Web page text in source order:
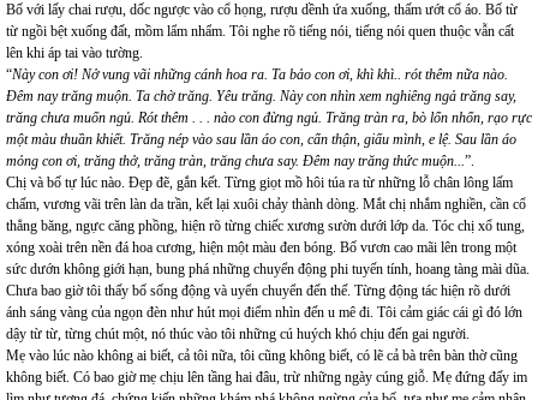
Bố với lấy chai rượu, dốc ngược vào cổ họng, rượu dềnh ứa xuống, thấm ướt cổ áo. Bố từ
từ ngồi bệt xuống đất, mồm lẩm nhẩm. Tôi nghe rõ tiếng nói, tiếng nói quen thuộc vẫn cất
lên khi áp tai vào tường.
“Này con ơi! Nở vung vãi những cánh hoa ra. Ta bảo con ơi, khì khì.. rót thêm nữa nào.
Đêm nay trăng muộn. Ta chờ trăng. Yêu trăng. Này con nhìn xem nghiêng ngả trăng say,
trăng chưa muốn ngủ. Rót thêm . . . nào con đừng ngủ. Trăng tràn ra, bò lổn nhổn, rạo rực
một màu thuần khiết. Trăng nép vào sau lần áo con, cẩn thận, giấu mình, e lệ. Sau lần áo
mỏng con ơi, trăng thở, trăng tràn, trăng chưa say. Đêm nay trăng thức muộn...”.
Chị và bố tự lúc nào. Đẹp đẽ, gắn kết. Từng giọt mồ hôi túa ra từ những lỗ chân lông lấm
chấm, vương vãi trên làn da trần, kết lại xuôi chảy thành dòng. Mắt chị nhắm nghiền, cần cổ
thẳng băng, ngực căng phồng, hiện rõ từng chiếc xương sườn dưới lớp da. Tóc chị xổ tung,
xóng xoài trên nền đá hoa cương, hiện một màu đen bóng. Bố vươn cao mãi lên trong một
sức dướn không giới hạn, bung phá những chuyển động phi tuyến tính, hoang tàng mài dũa.
Chưa bao giờ tôi thấy bố sống động và uyển chuyển đến thế. Từng động tác hiện rõ dưới
ánh sáng vàng của ngọn đèn như hút mọi điểm nhìn đến u mê đi. Tôi cảm giác cái gì đó lớn
dậy từ từ, từng chút một, nó thúc vào tôi những cú huých khó chịu đến gai người.
Mẹ vào lúc nào không ai biết, cả tôi nữa, tôi cũng không biết, có lẽ cả bà trên bàn thờ cũng
không biết. Có bao giờ mẹ chịu lên tầng hai đâu, trừ những ngày cúng giỗ. Mẹ đứng đấy im